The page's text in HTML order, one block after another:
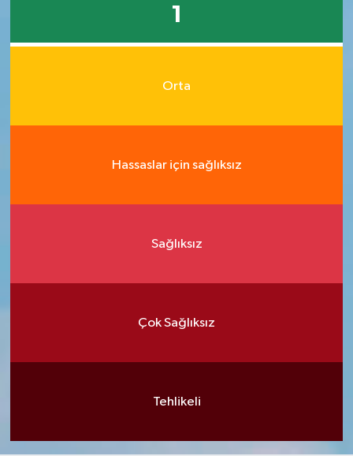
1
Orta
Hassaslar için sağlıksız
Sağlıksız
Çok Sağlıksız
Tehlikeli